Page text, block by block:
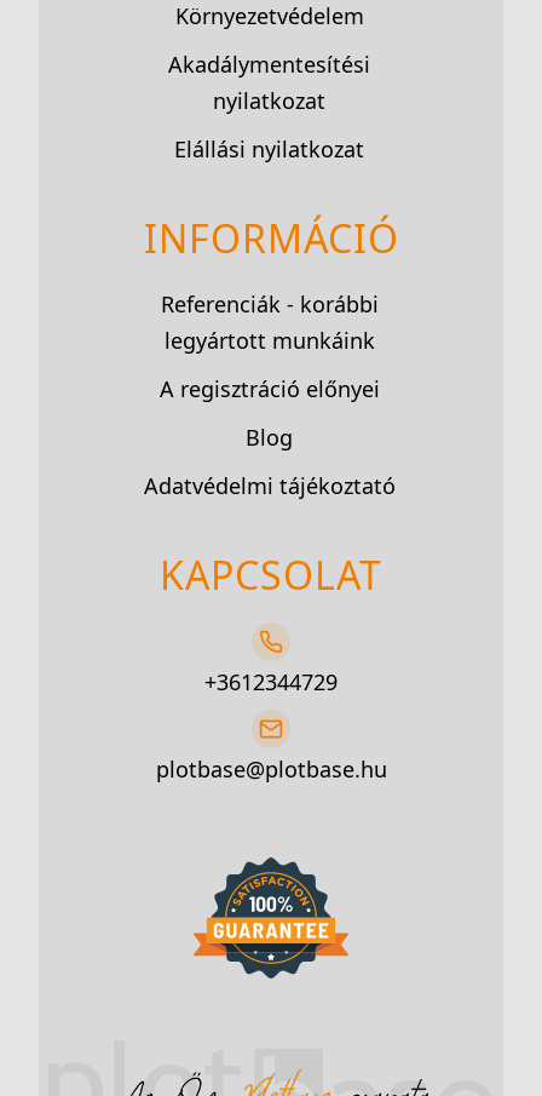
Környezetvédelem
Akadálymentesítési
nyilatkozat
Elállási nyilatkozat
INFORMÁCIÓ
Referenciák - korábbi
legyártott munkáink
A regisztráció előnyei
Blog
Adatvédelmi tájékoztató
KAPCSOLAT
+3612344729
plotbase@plotbase.hu